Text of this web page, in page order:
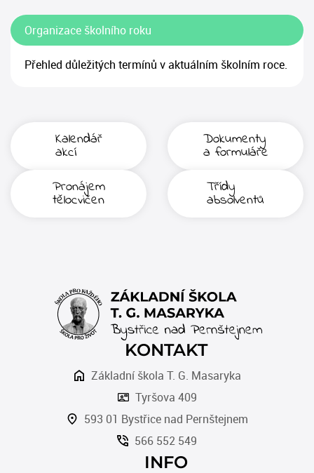
Organizace školního roku
Přehled důležitých termínů v aktuálním školním roce.
Kalendář
akcí
Dokumenty
a formuláře
Pronájem
tělocvičen
Třídy
absolventů
KONTAKT
Základní škola T. G. Masaryka
Tyršova 409
593 01 Bystřice nad Pernštejnem
566 552 549
INFO